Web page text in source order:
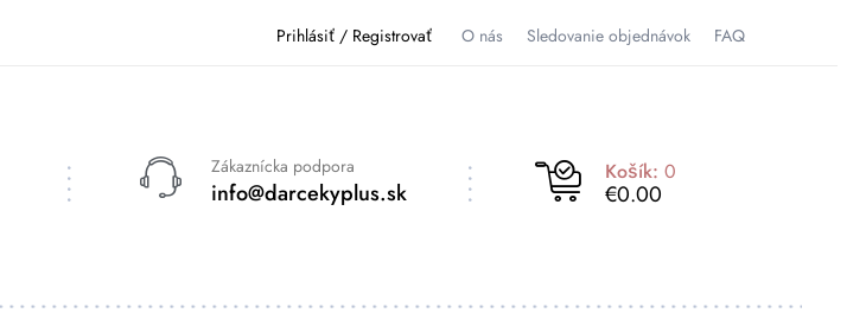
Prihlásiť / Registrovať O nás Sledovanie objednávok FAQ
Zákaznícka podpora
info@darcekyplus.sk
Košík: 0
€0.00